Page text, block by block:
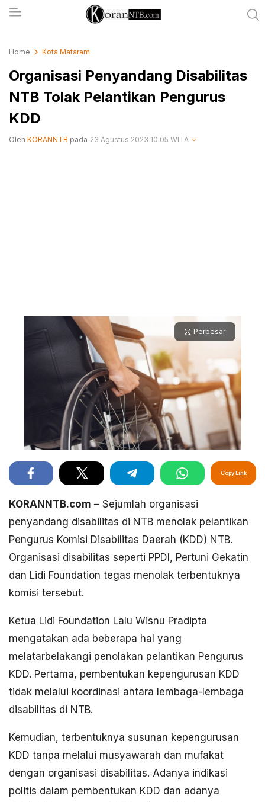
Home Kota Mataram
Organisasi Penyandang Disabilitas
NTB Tolak Pelantikan Pengurus
KDD
Oleh KORANNTB pada 23 Agustus 2023 10:05 WITA
Perbesar
Copy Link
KORANNTB.com – Sejumlah organisasi
penyandang disabilitas di NTB menolak pelantikan
Pengurus Komisi Disabilitas Daerah (KDD) NTB.
Organisasi disabilitas seperti PPDI, Pertuni Gekatin
dan Lidi Foundation tegas menolak terbentuknya
komisi tersebut.
Ketua Lidi Foundation Lalu Wisnu Pradipta
mengatakan ada beberapa hal yang
melatarbelakangi penolakan pelantikan Pengurus
KDD. Pertama, pembentukan kepengurusan KDD
tidak melalui koordinasi antara lembaga-lembaga
disabilitas di NTB.
Kemudian, terbentuknya susunan kepengurusan
KDD tanpa melalui musyawarah dan mufakat
dengan organisasi disabilitas. Adanya indikasi
politis dalam pembentukan KDD dan adanya